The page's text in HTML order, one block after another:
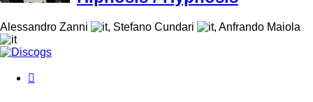
Alessandro Zanni , Stefano Cundari , Anfrando Maiola